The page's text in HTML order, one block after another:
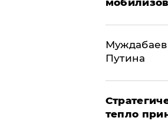
Муждабаев
Путина
тепло